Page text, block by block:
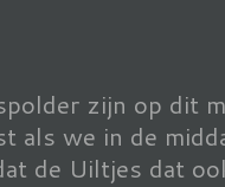
zijn op dit
als we in de
de Uiltjes dat